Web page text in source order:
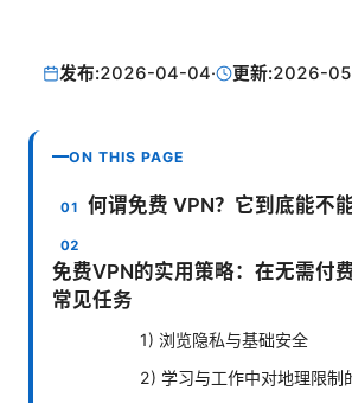
发布:2026-04-04· 更新:2026-
ON THIS PAGE
何谓免费 VPN？它到底能不
免费VPN的实用策略：在无需付
常见任务
1) 浏览隐私与基础安全
2) 学习与工作中对地理限制